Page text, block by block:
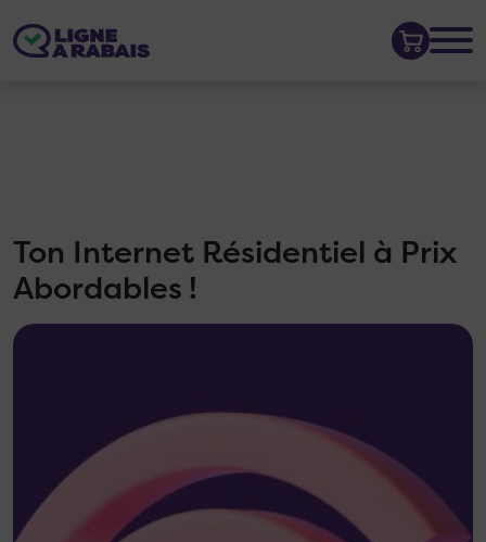
Ton Internet Résidentiel à Prix
Abordables !